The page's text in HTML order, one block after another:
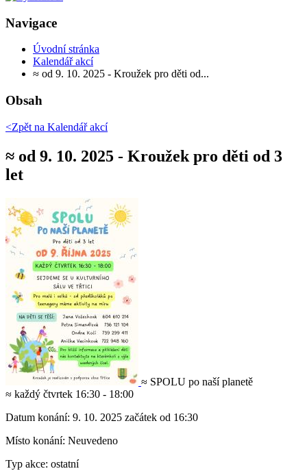
Navigace
Úvodní stránka
Kalendář akcí
≈ od 9. 10. 2025 - Kroužek pro děti od...
Obsah
<Zpět na Kalendář akcí
≈ od 9. 10. 2025 - Kroužek pro děti od 3
let
≈ SPOLU po naší planetě
≈ každý čtvrtek 16:30 - 18:00
Datum konání: 9. 10. 2025 začátek od 16:30
Místo konání: Neuvedeno
Typ akce: ostatní